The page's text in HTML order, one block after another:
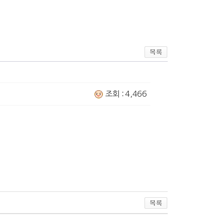
조회 : 4,466